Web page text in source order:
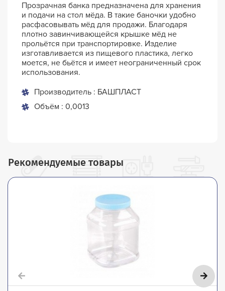
Прозрачная банка предназначена для хранения
и подачи на стол мёда. В такие баночки удобно
расфасовывать мёд для продажи. Благодаря
плотно завинчивающейся крышке мёд не
прольётся при транспортировке. Изделие
изготавливается из пищевого пластика, легко
моется, не бьётся и имеет неограниченный срок
использования.
Производитель : БАШПЛАСТ
Объём : 0,0013
Рекомендуемые товары